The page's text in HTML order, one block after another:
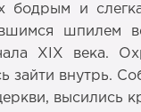
бодрым и
шпилем
ХIХ века.
внутрь.